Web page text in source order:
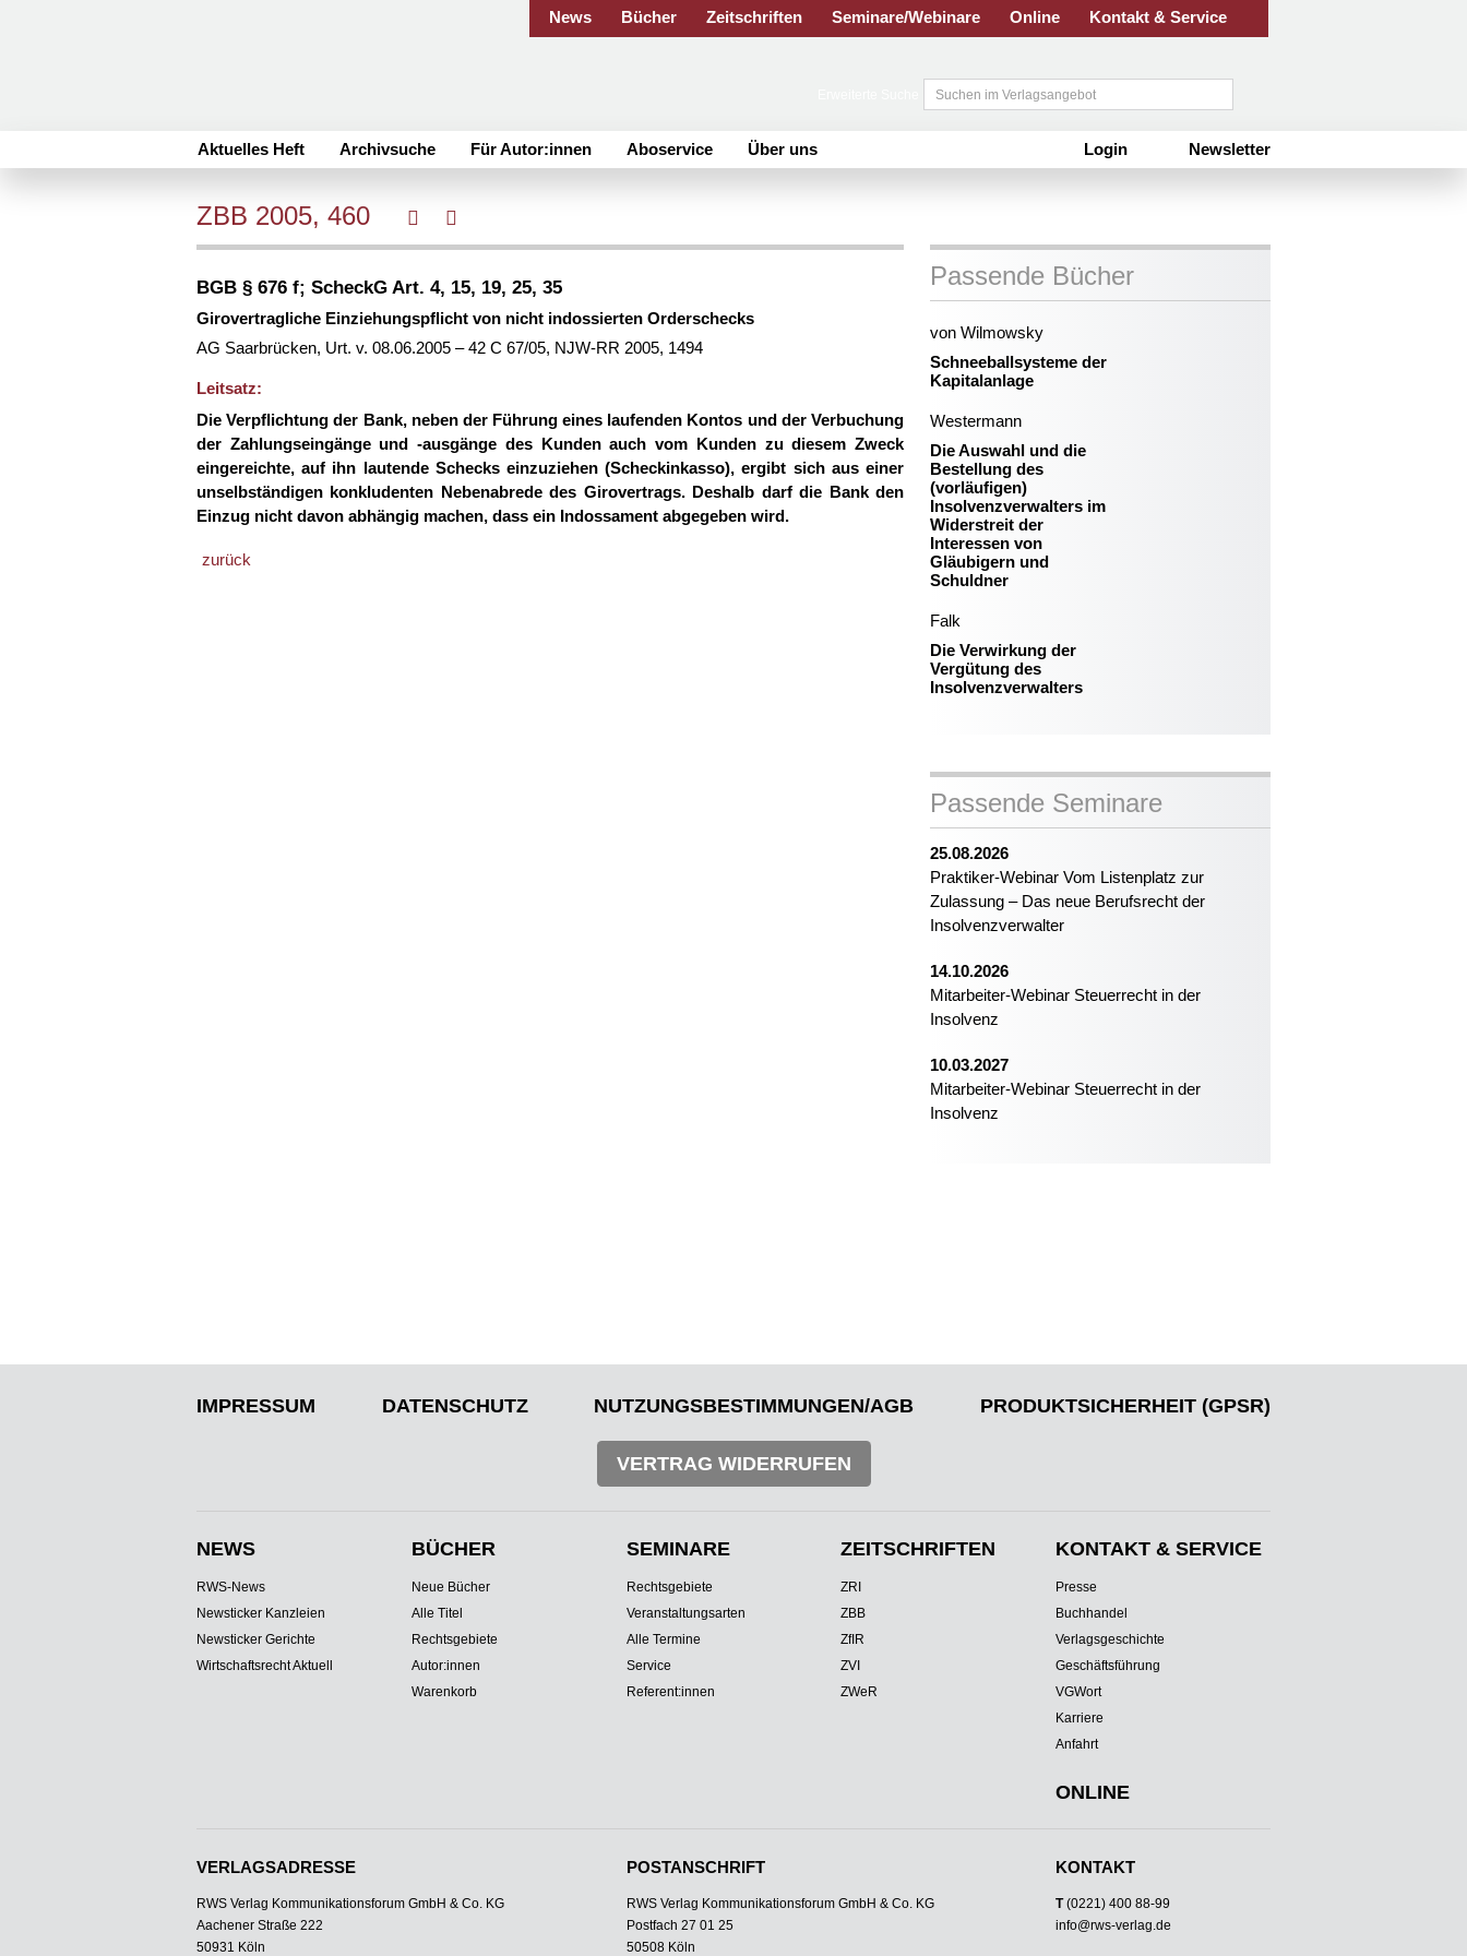
News Bücher Zeitschriften Seminare/Webinare Online Kontakt & Service
Aktuelles Heft Archivsuche Für Autor:innen Aboservice Über uns Newsletter
Login
ZBB 2005, 460
BGB § 676 f; ScheckG Art. 4, 15, 19, 25, 35
Girovertragliche Einziehungspflicht von nicht indossierten Orderschecks
AG Saarbrücken, Urt. v. 08.06.2005 – 42 C 67/05, NJW-RR 2005, 1494
Leitsatz:
Die Verpflichtung der Bank, neben der Führung eines laufenden Kontos und der Verbuchung
der Zahlungseingänge und -ausgänge des Kunden auch vom Kunden zu diesem Zweck
eingereichte, auf ihn lautende Schecks einzuziehen (Scheckinkasso), ergibt sich aus einer
unselbständigen konkludenten Nebenabrede des Girovertrags. Deshalb darf die Bank den
Einzug nicht davon abhängig machen, dass ein Indossament abgegeben wird.
zurück
Passende Bücher
von Wilmowsky
Schneeballsysteme der
Kapitalanlage
Westermann
Die Auswahl und die
Bestellung des
(vorläufigen)
Insolvenzverwalters im
Widerstreit der
Interessen von
Gläubigern und
Schuldner
Falk
Die Verwirkung der
Vergütung des
Insolvenzverwalters
Passende Seminare
25.08.2026
Praktiker-Webinar Vom Listenplatz zur
Zulassung – Das neue Berufsrecht der
Insolvenzverwalter
14.10.2026
Mitarbeiter-Webinar Steuerrecht in der
Insolvenz
10.03.2027
Mitarbeiter-Webinar Steuerrecht in der
Insolvenz
IMPRESSUM DATENSCHUTZ NUTZUNGSBESTIMMUNGEN/AGB PRODUKTSICHERHEIT (GPSR)
VERTRAG WIDERRUFEN
NEWS
RWS-News
Newsticker Kanzleien
Newsticker Gerichte
Wirtschaftsrecht Aktuell
BÜCHER
Neue Bücher
Alle Titel
Rechtsgebiete
Autor:innen
Warenkorb
SEMINARE
Rechtsgebiete
Veranstaltungsarten
Alle Termine
Service
Referent:innen
ZEITSCHRIFTEN
ZRI
ZBB
ZfIR
ZVI
ZWeR
KONTAKT & SERVICE
Presse
Buchhandel
Verlagsgeschichte
Geschäftsführung
VGWort
Karriere
Anfahrt
ONLINE
VERLAGSADRESSE
RWS Verlag Kommunikationsforum GmbH & Co. KG
Aachener Straße 222
50931 Köln
POSTANSCHRIFT
RWS Verlag Kommunikationsforum GmbH & Co. KG
Postfach 27 01 25
50508 Köln
KONTAKT
T(0221) 400 88-99
info@rws-verlag.de